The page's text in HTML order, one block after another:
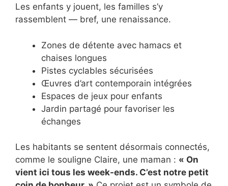
Les enfants y jouent, les familles s’y
rassemblent — bref, une renaissance.
Zones de détente avec hamacs et
chaises longues
Pistes cyclables sécurisées
Œuvres d’art contemporain intégrées
Espaces de jeux pour enfants
Jardin partagé pour favoriser les
échanges
Les habitants se sentent désormais connectés,
comme le souligne Claire, une maman : « On
vient ici tous les week-ends. C’est notre petit